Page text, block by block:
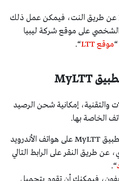
أما عن طريقة تعبئة رصيد LTT عن طريق النت، فيمكن عمل ذلك
على موقع شركة ليبيا
موقع LTT “.
والتقنية، إمكانية شحن الرصيد
الخاصة بها.
يمكنك أن تقوم بتحميل تطبيق MyLTT على هواتف الأندرويد
طريق النقر على الرابط التالي
“.